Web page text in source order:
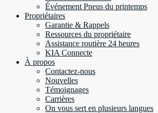
Événement Pneus du printemps
Propriétaires
Garantie & Rappels
Ressources du propriétaire
Assistance routière 24 heures
KIA Connecte
À propos
Contactez-nous
Nouvelles
Témoignages
Carrières
On vous sert en plusieurs langues